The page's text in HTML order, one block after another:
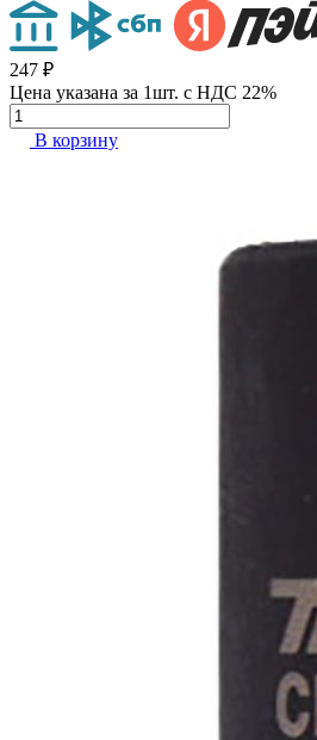
247 ₽
Цена указана за 1шт. с НДС 22%
В корзину